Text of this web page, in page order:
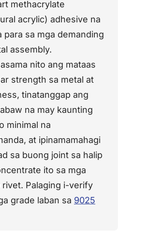
Tape
Tape
at
methacrylate
acrylic) adhesive na
para sa mga demanding
assembly.
nito ang mataas
strength sa metal at
tinatanggap ang
na may kaunting
minimal na
at ipinamamahagi
sa buong joint sa halip
ito sa mga
rivet. Palaging i-verify
grade laban sa 9025